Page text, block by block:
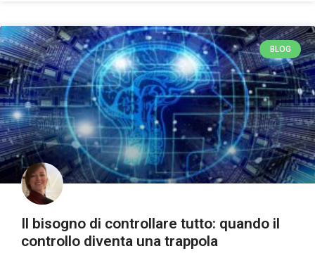
BLOG
Il bisogno di controllare tutto: quando il
controllo diventa una trappola